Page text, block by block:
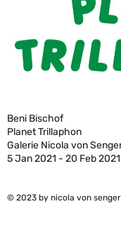
Beni Bischof
Planet Trillaphon
Galerie Nicola von
5 Jan 2021 - 20 Feb 2021
© 2023 by nicola von senger